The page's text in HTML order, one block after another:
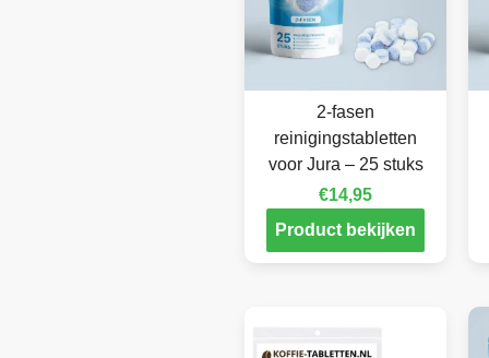
2-fasen
reinigingstabletten
voor Jura – 25 stuks
€14,95
Product bekijken